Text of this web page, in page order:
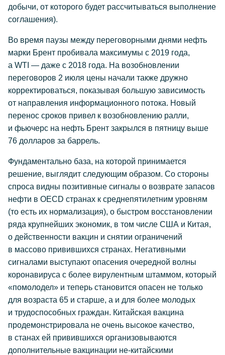
добычи, от которого будет рассчитываться выполнение
соглашения).
Во время паузы между переговорными днями нефть
марки Брент пробивала максимумы с 2019 года,
а WTI — даже с 2018 года. На возобновлении
переговоров 2 июля цены начали также дружно
корректироваться, показывая большую зависимость
от направления информационного потока. Новый
перенос сроков привел к возобновлению ралли,
и фьючерс на нефть Брент закрылся в пятницу выше
76 долларов за баррель.
Фундаментально база, на которой принимается
решение, выглядит следующим образом. Со стороны
спроса видны позитивные сигналы о возврате запасов
нефти в OECD странах к среднепятилетним уровням
(то есть их нормализация), о быстром восстановлении
ряда крупнейших экономик, в том числе США и Китая,
о действенности вакцин и снятии ограничений
в массово привившихся странах. Негативными
сигналами выступают опасения очередной волны
коронавируса с более вирулентным штаммом, который
«помолодел» и теперь становится опасен не только
для возраста 65 и старше, а и для более молодых
и трудоспособных граждан. Китайская вакцина
продемонстрировала не очень высокое качество,
в станах ей привившихся организовываются
дополнительные вакцинации не-китайскими